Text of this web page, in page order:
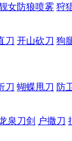
女防狼喷雾 狩
刀 开山砍刀 狗
刀 蝴蝶甩刀 防
泉刀剑 户撒刀